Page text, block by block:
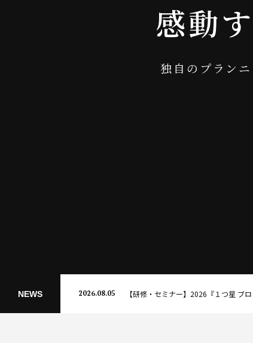
感動す
独 自 の プ ラ ン ニ
NEWS 2026.08.05